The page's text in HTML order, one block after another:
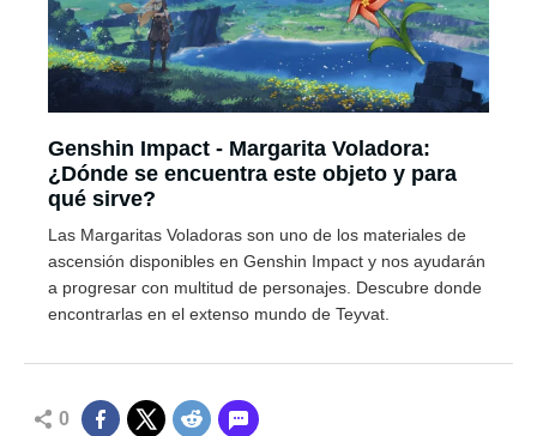
Genshin Impact - Margarita Voladora:
¿Dónde se encuentra este objeto y para
qué sirve?
Las Margaritas Voladoras son uno de los materiales de
ascensión disponibles en Genshin Impact y nos ayudarán
a progresar con multitud de personajes. Descubre donde
encontrarlas en el extenso mundo de Teyvat.
0